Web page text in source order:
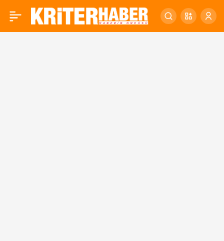
ORTAYLI: “BALIKESİR 0